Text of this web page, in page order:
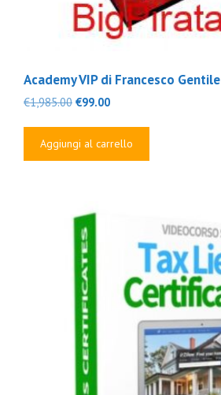
Academy VIP di Francesco Gentile
€1,985.00 Il
era:
€99.00Il
è:
Aggiungi al carrello